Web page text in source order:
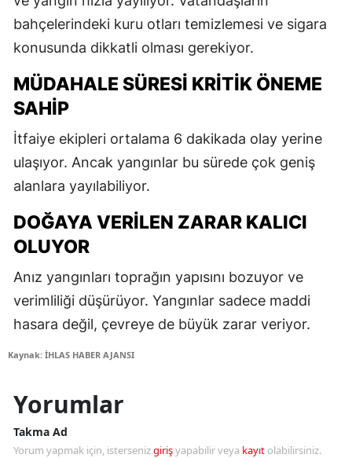
bahçelerindeki kuru otları temizlemesi ve sigara
konusunda dikkatli olması gerekiyor.
MÜDAHALE SÜRESI KRITIK ÖNEME
SAHIP
İtfaiye ekipleri ortalama 6 dakikada olay yerine
ulaşıyor. Ancak yangınlar bu sürede çok geniş
alanlara yayılabiliyor.
DOĞAYA VERILEN ZARAR KALICI
OLUYOR
Anız yangınları toprağın yapısını bozuyor ve
verimliliği düşürüyor. Yangınlar sadece maddi
hasara değil, çevreye de büyük zarar veriyor.
Kaynak: İHLAS HABER AJANSI
Yorumlar
Takma Ad
Yorum yapmak için, istersenizgirişyapabilir veya kayıt olabilirsiniz.